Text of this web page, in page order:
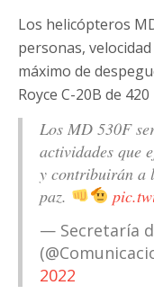
Los helicópteros
personas,
máximo de
Royce C-20B de 420
Los MD 530F
actividades que
y contribuirán a
paz.
— Secretaría
2022